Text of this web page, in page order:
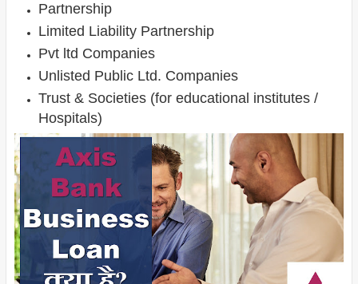
Partnership
Limited Liability Partnership
Pvt ltd Companies
Unlisted Public Ltd. Companies
Trust & Societies (for educational institutes /
Hospitals)